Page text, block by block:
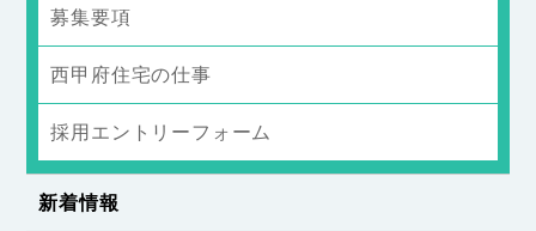
募集要項
西甲府住宅の仕事
採用エントリーフォーム
新着情報